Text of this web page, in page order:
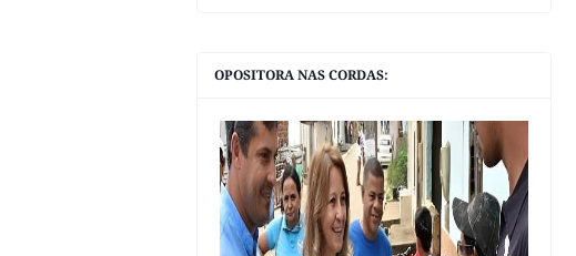
OPOSITORA NAS CORDAS: